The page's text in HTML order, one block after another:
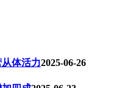
体活力2025-06-26